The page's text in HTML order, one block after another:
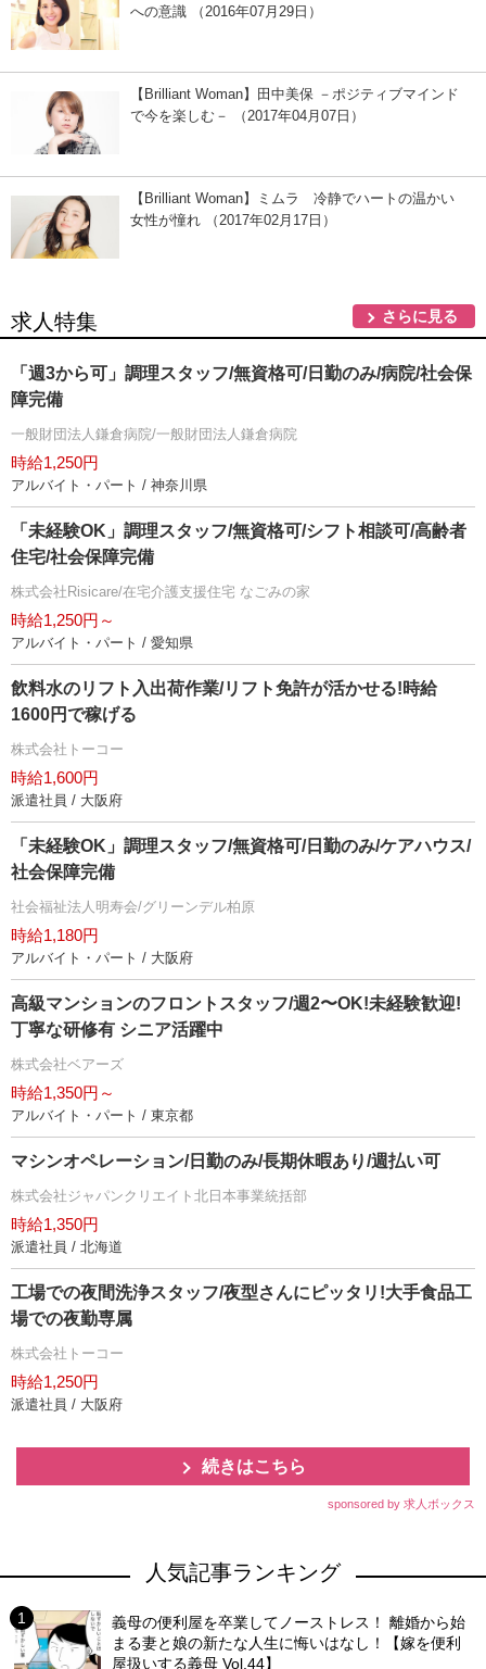
への意識 （2016年07月29日）
【Brilliant Woman】田中美保 －ポジティブマインド
で今を楽しむ－ （2017年04月07日）
【Brilliant Woman】ミムラ 冷静でハートの温かい
女性が憧れ （2017年02月17日）
求人特集 さらに見る
「週3から可」調理スタッフ/無資格可/日勤のみ/病院/社会保
障完備
一般財団法人鎌倉病院/一般財団法人鎌倉病院
時給1,250円
アルバイト・パート / 神奈川県
「未経験OK」調理スタッフ/無資格可/シフト相談可/高齢者
住宅/社会保障完備
株式会社Risicare/在宅介護支援住宅 なごみの家
時給1,250円～
アルバイト・パート / 愛知県
飲料水のリフト入出荷作業/リフト免許が活かせる!時給
1600円で稼げる
株式会社トーコー
時給1,600円
派遣社員 / 大阪府
「未経験OK」調理スタッフ/無資格可/日勤のみ/ケアハウス/
社会保障完備
社会福祉法人明寿会/グリーンデル柏原
時給1,180円
アルバイト・パート / 大阪府
⾼級マンションのフロントスタッフ/週2〜OK!未経験歓迎!
丁寧な研修有 シニア活躍中
株式会社ベアーズ
時給1,350円～
アルバイト・パート / 東京都
マシンオペレーション/日勤のみ/長期休暇あり/週払い可
株式会社ジャパンクリエイト北日本事業統括部
時給1,350円
派遣社員 / 北海道
工場での夜間洗浄スタッフ/夜型さんにピッタリ!大手食品工
場での夜勤専属
株式会社トーコー
時給1,250円
派遣社員 / 大阪府
続きはこちら
sponsored by 求人ボックス
人気記事ランキング
義母の便利屋を卒業してノーストレス！ 離婚から始
まる妻と娘の新たな人生に悔いはなし！【嫁を便利
屋扱いする義母 Vol.44】